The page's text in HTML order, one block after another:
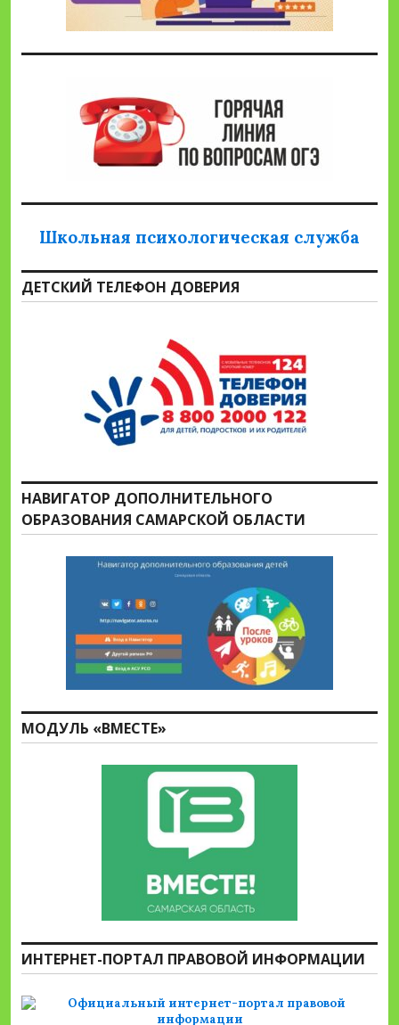
Школьная психологическая служба
ДЕТСКИЙ ТЕЛЕФОН ДОВЕРИЯ
НАВИГАТОР ДОПОЛНИТЕЛЬНОГО
ОБРАЗОВАНИЯ САМАРСКОЙ ОБЛАСТИ
МОДУЛЬ «ВМЕСТЕ»
ИНТЕРНЕТ-ПОРТАЛ ПРАВОВОЙ ИНФОРМАЦИИ